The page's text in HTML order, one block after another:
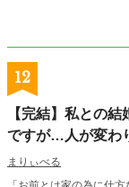
12
【完結】私との
ですが…人が変わ
まりぃべる